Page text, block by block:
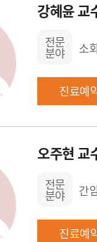
강혜윤 교
전문
분야 소
진료예
오주현 교
전문
분야 간
진료예